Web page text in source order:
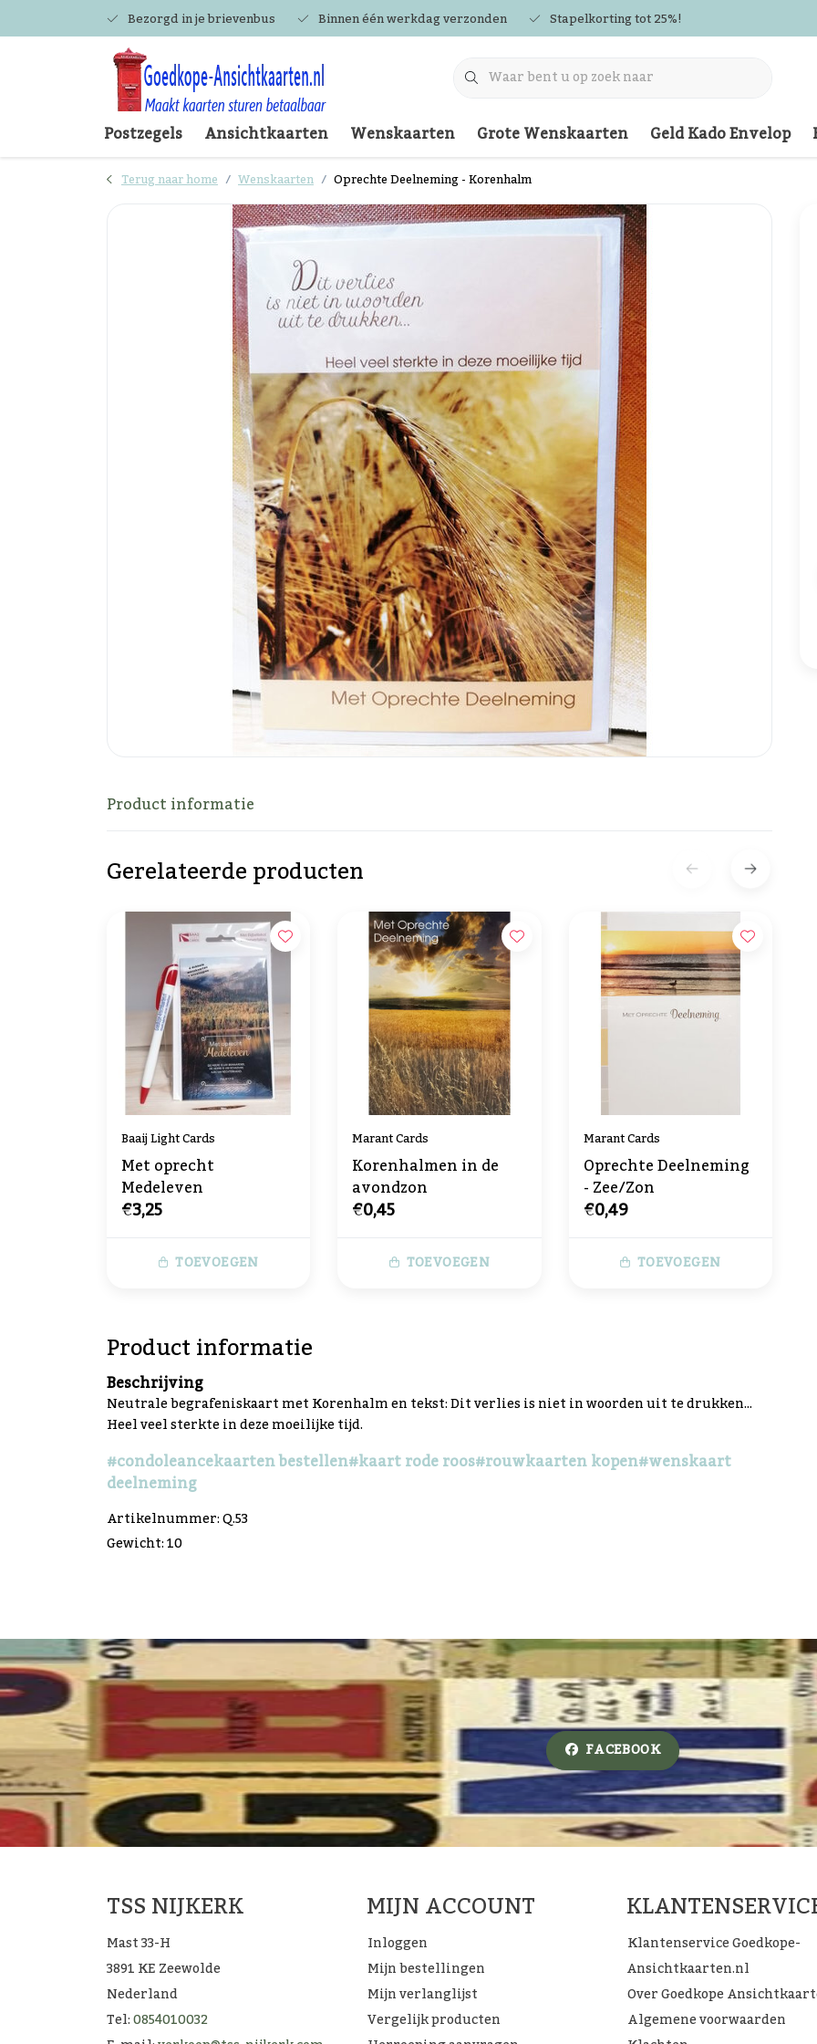
Bezorgd in je brievenbus Binnen één werkdag verzonden Stapelkorting tot 25%!
Postzegels Ansichtkaarten Wenskaarten Grote Wenskaarten Geld Kado Envelop
Terug naar home Wenskaarten Oprechte Deelneming - Korenhalm
Product informatie
Gerelateerde producten
Baaij Light Cards
Met oprecht
Medeleven
€3,25
TOEVOEGEN
Marant Cards
Korenhalmen in de
avondzon
€0,45
TOEVOEGEN
Marant Cards
Oprechte Deelneming
- Zee/Zon
€0,49
TOEVOEGEN
Product informatie
Beschrijving
Neutrale begrafeniskaart met Korenhalm en tekst: Dit verlies is niet in woorden uit te drukken...
Heel veel sterkte in deze moeilijke tijd.
#condoleancekaarten bestellen#kaart rode roos#rouwkaarten kopen#wenskaart
deelneming
Artikelnummer: Q.53
Gewicht: 10
FACEBOOK
TSS NIJKERK
Mast 33-H
3891 KE Zeewolde
Nederland
Tel:0854010032
MIJN ACCOUNT
Inloggen
Mijn bestellingen
Mijn verlanglijst
Vergelijk producten
Klantenservice Goedkope-
Ansichtkaarten.nl
Over Goedkope
Algemene voorwaarden